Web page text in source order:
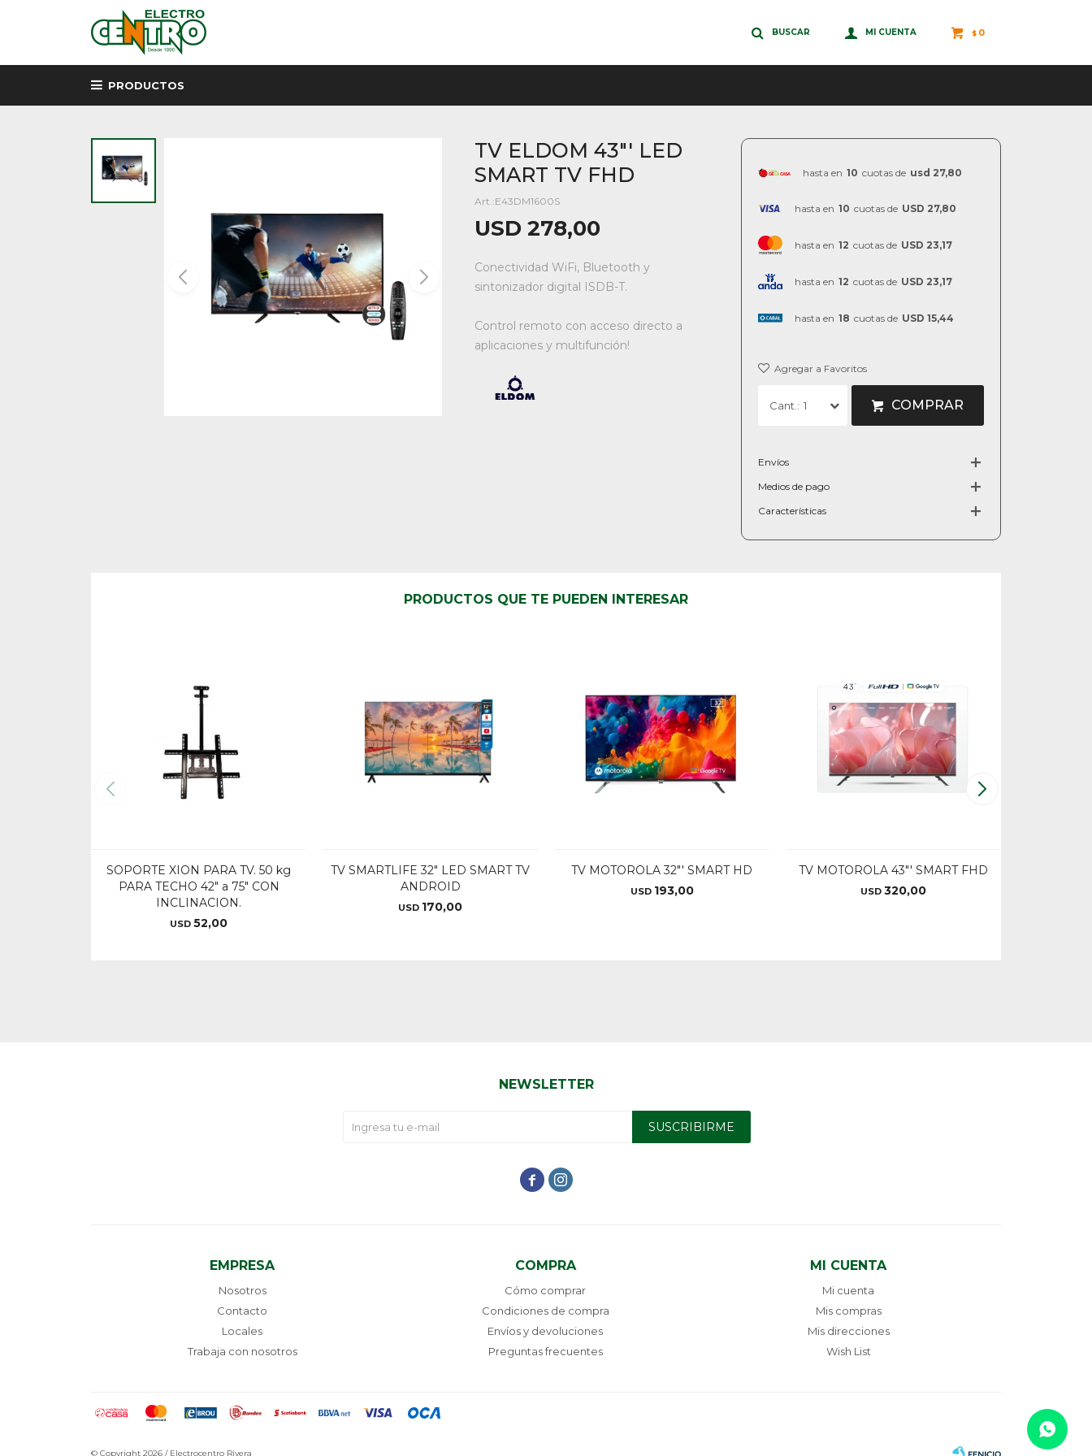
PRODUCTOS
$ 0
TV ELDOM 43"' LED
SMART TV FHD
E43DM1600S
USD 278,00
Conectividad WiFi, Bluetooth y
sintonizador digital ISDB-T.
Control remoto con acceso directo a
aplicaciones y multifunción!
hasta en 10 cuotas de usd 27,80
hasta en 10 cuotas de USD 27,80
hasta en 12 cuotas de USD 23,17
hasta en 12 cuotas de USD 23,17
hasta en 18 cuotas de USD 15,44
1 COMPRAR
Envíos
Medios de pago
Características
PRODUCTOS QUE TE PUEDEN INTERESAR
SOPORTE XION PARA TV. 50 kg
PARA TECHO 42" a 75" CON
INCLINACION.
USD 52,00
TV SMARTLIFE 32" LED SMART TV
ANDROID
USD 170,00
TV MOTOROLA 32"' SMART HD
USD 193,00
TV MOTOROLA 43"' SMART FHD
USD 320,00
EMPRESA
Nosotros
Contacto
Locales
Trabaja con nosotros
COMPRA
Cómo comprar
Condiciones de compra
Envíos y devoluciones
Preguntas frecuentes
MI CUENTA
Mi cuenta
Mis compras
Mis direcciones
Wish List
NEWSLETTER
SUSCRIBIRME
 
© Copyright 2026 / Electrocentro Rivera